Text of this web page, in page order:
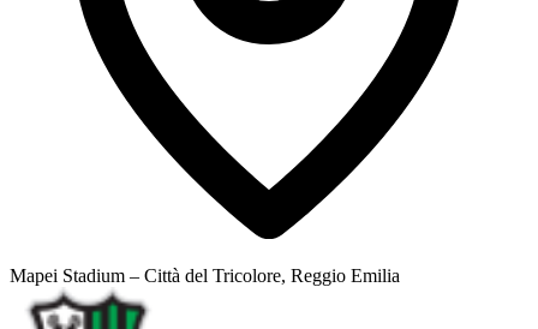
Mapei Stadium – Città del Tricolore, Reggio Emilia